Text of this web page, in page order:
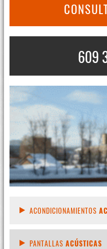
609
ACONDICIONAMIENTOS
PANTALLAS ACÚSTICAS